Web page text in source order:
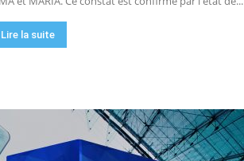
Lire la suite